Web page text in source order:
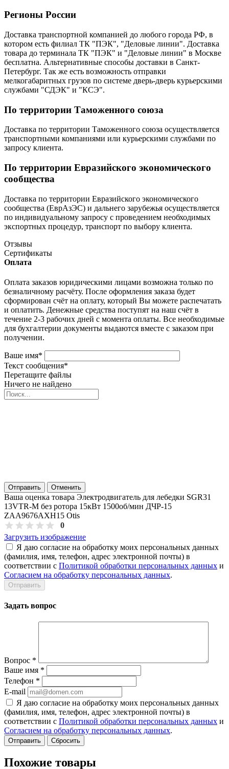
Регионы России
Доставка транспортной компанией до любого города РФ, в
котором есть филиал ТК "ПЭК", "Деловые линии". Доставка
товара до терминала ТК "ПЭК" и "Деловые линии" в Москве
бесплатна. Альтернативные способы доставки в Санкт-
Петербург. Так же есть возможность отправки
мелкогабаритных грузов по системе дверь-дверь курьерскими
службами "СДЭК" и "КСЭ".
По территории Таможенного союза
Доставка по территории Таможенного союза осуществляется
транспортными компаниями или курьерскими службами по
запросу клиента.
По территории Евразийского экономического
сообщества
Доставка по территории Евразийского экономического
сообщества (ЕврАзЭС) и дальнего зарубежья осуществляется
по индивидуальному запросу с проведением необходимых
экспортных процедур, транспорт по выбору клиента.
Отзывы
Сертификаты
Оплата
Оплата заказов юридическими лицами возможна только по
безналичному расчёту. После оформления заказа будет
сформирован счёт на оплату, который Вы можете распечатать
и оплатить. Денежные средства поступят на наш счёт в
течение 2-3 рабочих дней с момента оплаты. Все необходимые
для бухгалтерии документы выдаются вместе с заказом при
получении.
Ваше имя*
Текст сообщения*
Перетащите файлы
Ничего не найдено
Отправить Отменить
Ваша оценка товара Электродвигатель для лебедки SGR31
13VTR-M без ротора 15кВт 1500об/мин ДЧР-15
ZAA9676AXH15 Otis
0
Загрузить изображение
Я даю согласие на обработку моих персональных данных
(фамилия, имя, телефон, адрес электронной почты) в
соответствии с Политикой обработки персональных данных и
Согласием на обработку персональных данных.
Задать вопрос
Вопрос *
Ваше имя *
Телефон *
E-mail
Я даю согласие на обработку моих персональных данных
(фамилия, имя, телефон, адрес электронной почты) в
соответствии с Политикой обработки персональных данных и
Согласием на обработку персональных данных.
Сбросить
Похожие товары